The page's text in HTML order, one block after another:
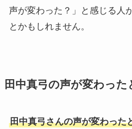
声が変わった？」と感じる人
とかもしれません。
田中真弓の声が変わった
田中真弓さんの声が変わった